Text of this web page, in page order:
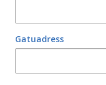
Gatuadress